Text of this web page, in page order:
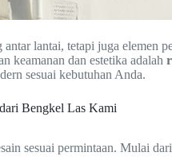
lantai, tetapi juga
keamanan dan estetika adalah
sesuai kebutuhan Anda.
Bengkel Las Kami
sesuai permintaan. Mulai